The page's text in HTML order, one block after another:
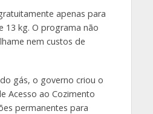
apenas para
13 kg. O programa não
nem custos de
gás, o governo criou o
Acesso ao Cozimento
permanentes para